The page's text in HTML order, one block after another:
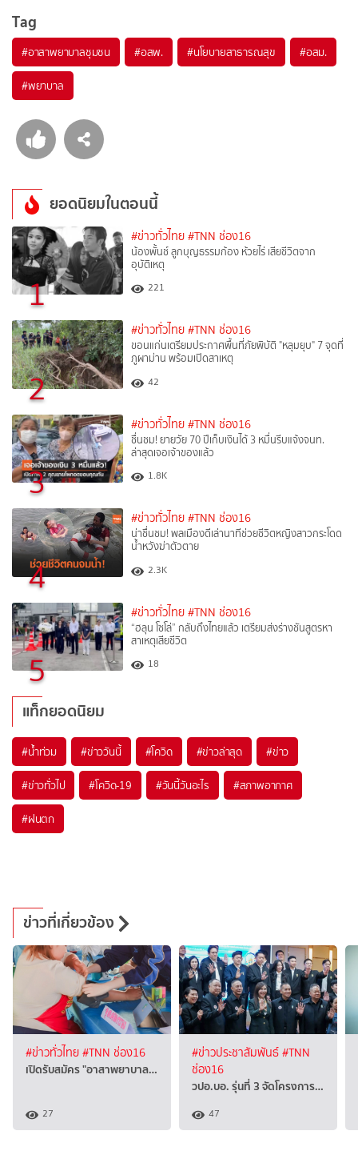
Tag
#อาสาพยาบาลชุมชน #อสพ. #นโยบายสาธารณสุข #อสม.
#พยาบาล
ยอดนิยมในตอนนี้
1
#ข่าวทั่วไทย #TNN ช่อง16
น้องพั้นช์ ลูกบุญธรรมก้อง ห้วยไร่ เสียชีวิตจาก
อุบัติเหตุ
221
2
#ข่าวทั่วไทย #TNN ช่อง16
ขอนแก่นเตรียมประกาศพื้นที่ภัยพิบัติ "หลุมยุบ" 7 จุดที่
ภูผาม่าน พร้อมเปิดสาเหตุ
42
3
#ข่าวทั่วไทย #TNN ช่อง16
ชื่นชม! ยายวัย 70 ปีเก็บเงินได้ 3 หมื่นรีบแจ้งจนท.
ล่าสุดเจอเจ้าของแล้ว
1.8K
4
#ข่าวทั่วไทย #TNN ช่อง16
น่าชื่นชม! พลเมืองดีเล่านาทีช่วยชีวิตหญิงสาวกระโดด
น้ำหวังฆ่าตัวตาย
2.3K
5
#ข่าวทั่วไทย #TNN ช่อง16
“ฮลุน โซโล่” กลับถึงไทยแล้ว เตรียมส่งร่างชันสูตรหา
สาเหตุเสียชีวิต
18
แท็กยอดนิยม
#น้ำท่วม #ข่าววันนี้ #โควิด #ข่าวล่าสุด #ข่าว
#ข่าวทั่วไป #โควิด-19 #วันนี้วันอะไร #สภาพอากาศ
#ฝนตก
ข่าวที่เกี่ยวข้อง
#ข่าวทั่วไทย#TNN ช่อง16
เปิดรับสมัคร "อาสาพยาบาล…
27
#ข่าวประชาสัมพันธ์#TNN
ช่อง16
วปอ.บอ. รุ่นที่ 3 จัดโครงการ…
47